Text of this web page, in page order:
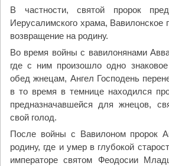
В частности, святой пророк
Иерусалимского храма, Вавилонское
возвращение на родину.
Во время войны с вавилонянами
где с ним произошло одно
обед жнецам, Ангел Господень
в то время в темнице находился
предназначавшейся для жнецов,
свой голод.
После войны с Вавилоном пророк
родину, где и умер в глубокой
императоре святом Феодосии